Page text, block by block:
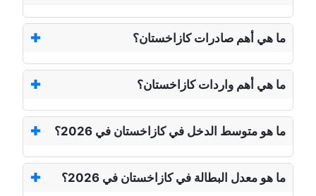
ما هي أهم صادرات كازاخستان؟
ما هي أهم واردات كازاخستان؟
ما هو متوسط الدخل في كازاخستان في 2026؟
ما هو معدل البطالة في كازاخستان في 2026؟